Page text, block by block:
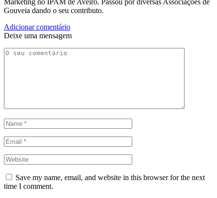
Gouveia dando o seu contributo.
Adicionar comentário
Deixe uma mensagem
Save my name, email, and website in this browser for the next
time I comment.